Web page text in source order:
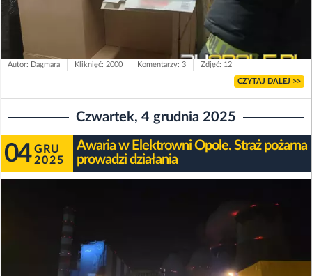
Autor: Dagmara Kliknięć: 2000 Komentarzy: 3 Zdjęć: 12
CZYTAJ DALEJ >>
Czwartek, 4 grudnia 2025
04 GRU
2025
Awaria w Elektrowni Opole. Straż pożarna
prowadzi działania